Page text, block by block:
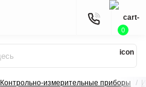
0
Контрольно-измерительные приборы